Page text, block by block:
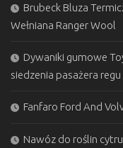
Brubeck Bluza
Wełniana Ranger Wool
Dywaniki gumowe
siedzenia pasażera regu
Fanfaro Ford And
Nawóz do roślin